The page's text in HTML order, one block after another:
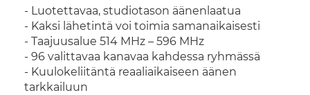
- Luotettavaa, studiotason äänenlaatua
- Kaksi lähetintä voi toimia samanaikaisesti
- Taajuusalue 514 MHz – 596 MHz
- 96 valittavaa kanavaa kahdessa ryhmässä
- Kuulokeliitäntä reaaliaikaiseen äänen
tarkkailuun